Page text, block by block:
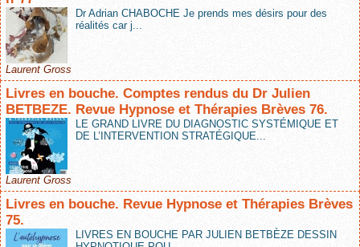
Dr Adrian CHABOCHE Je prends mes désirs pour des
réalités car j...
Laurent Gross
Livres en bouche. Comptes rendus du Dr Julien
BETBEZE. Revue Hypnose et Thérapies Brèves 76.
LE GRAND LIVRE DU DIAGNOSTIC SYSTÉMIQUE ET
DE L’INTERVENTION STRATÉGIQUE...
Laurent Gross
Livres en bouche. Revue Hypnose et Thérapies Brèves
75.
LIVRES EN BOUCHE PAR JULIEN BETBÈZE DESSIN